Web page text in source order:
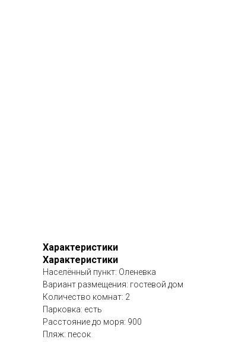
Характеристики
Характеристики
Населённый пункт: Оленевка
Вариант размещения: гостевой дом
Количество комнат: 2
Парковка: есть
Расстояние до моря: 900
Пляж: песок